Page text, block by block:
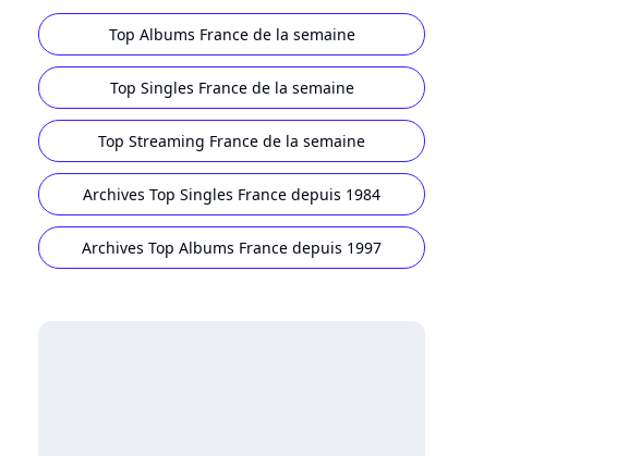
Top Albums France de la semaine
Top Singles France de la semaine
Top Streaming France de la semaine
Archives Top Singles France depuis 1984
Archives Top Albums France depuis 1997